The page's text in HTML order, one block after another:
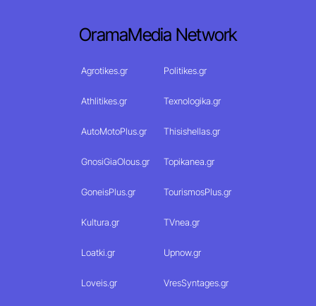
OramaMedia Network
Agrotikes.gr Politikes.gr
Athlitikes.gr Texnologika.gr
AutoMotoPlus.gr Thisishellas.gr
GnosiGiaOlous.gr Topikanea.gr
GoneisPlus.gr TourismosPlus.gr
Kultura.gr TVnea.gr
Loatki.gr Upnow.gr
Loveis.gr VresSyntages.gr